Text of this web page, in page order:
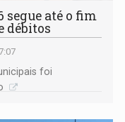
segue até o fim
débitos
foi